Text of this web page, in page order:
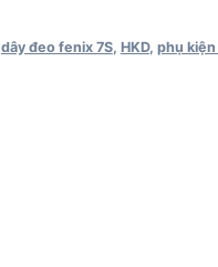
dây đeo fenix 7S, HKD, phụ